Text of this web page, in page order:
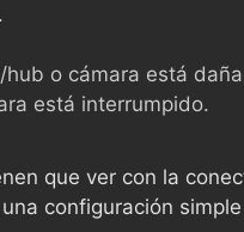
o cámara está
está interrumpido.
que ver con la
configuración